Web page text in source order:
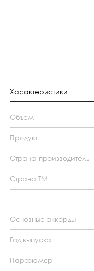
Характеристики
Объем
Продукт
Страна-производитель
Страна ТМ
Основные аккорды
Год выпуска
Парфюмер